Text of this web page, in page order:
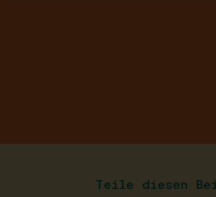
Teile diesen